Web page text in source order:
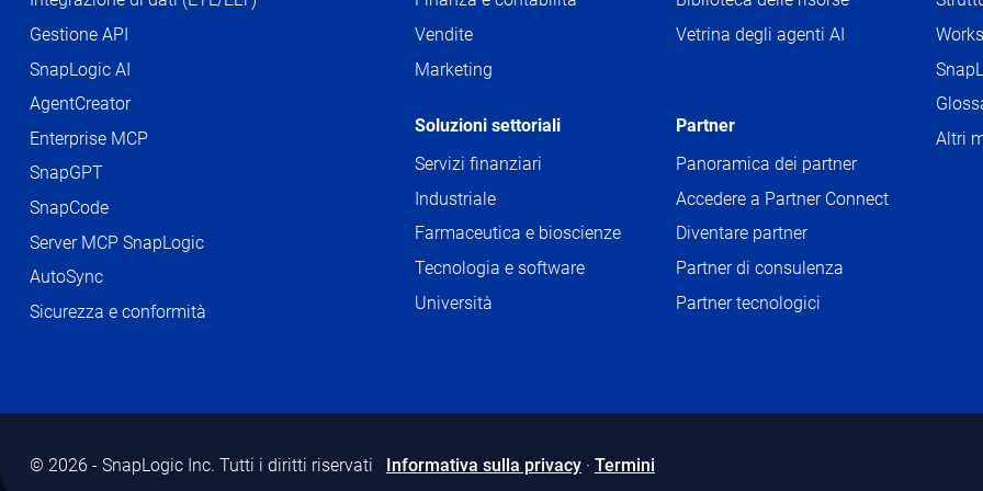
Gestione API
SnapLogic AI
AgentCreator
Enterprise MCP
SnapGPT
SnapCode
Server MCP SnapLogic
AutoSync
Sicurezza e conformità
Vendite
Marketing
Soluzioni settoriali
Servizi finanziari
Industriale
Farmaceutica e bioscienze
Tecnologia e software
Università
Vetrina degli agenti AI
Partner
Panoramica dei partner
Accedere a Partner Connect
Diventare partner
Partner di consulenza
Partner tecnologici
Altri
© 2026 - SnapLogic Inc. Tutti i diritti riservati Informativa sulla privacy· Termini